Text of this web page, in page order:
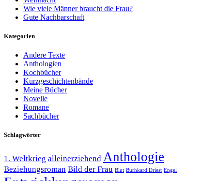
Wie viele Männer braucht die Frau?
Gute Nachbarschaft
Kategorien
Andere Texte
Anthologien
Kochbücher
Kurzgeschichtenbände
Meine Bücher
Novelle
Romane
Sachbücher
Schlagwörter
1. Weltkrieg alleinerziehend Anthologie
Beziehungsroman Bild der Frau Blut Burhkard Driest Engel